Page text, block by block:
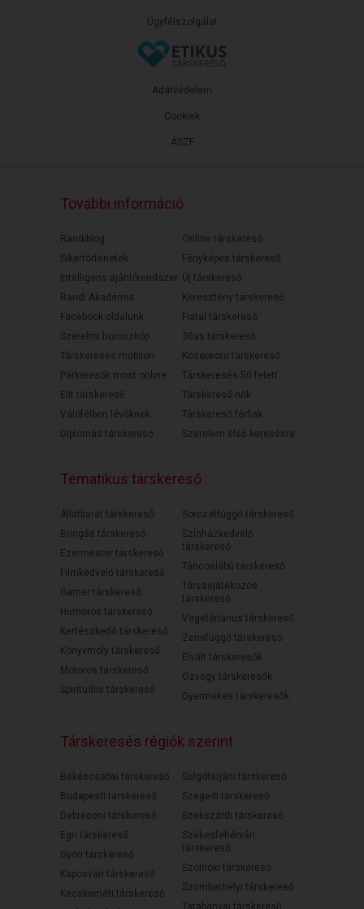
Ügyfélszolgálat
ÁSZF
Adatvédelem
Cookiek
További információ
Randiblog
Sikertörténetek
Intelligens ajánlórendszer
Randi Akadémia
Facebook oldalunk
Szerelmi horoszkóp
Társkeresés mobilon
Párkeresők most online
Elit társkereső
Válófélben lévőknek
Diplomás társkereső
Online társkereső
Fényképes társkereső
Új társkereső
Keresztény társkereső
Fiatal társkereső
30as társkereső
Középkorú társkereső
Társkeresés 50 felett
Társkereső nők
Társkereső férfiak
Szerelem első keresésre
Tematikus társkereső
Állatbarát társkereső
Bringás társkereső
Ezermester társkereső
Filmkedvelő társkereső
Gamer társkereső
Humoros társkereső
Kertészkedő társkereső
Könyvmoly társkereső
Motoros társkereső
Spirituális társkereső
Sorozatfüggő társkereső
Színházkedvelő
társkereső
Táncoslábú társkereső
Társasjátékozós
társkereső
Vegetáriánus társkereső
Zenefüggő társkereső
Elvált társkeresők
Özvegy társkeresők
Gyermekes társkeresők
Társkeresés régiók szerint
Békéscsabai társkereső
Budapesti társkereső
Debreceni társkereső
Egri társkereső
Győri társkereső
Kaposvári társkereső
Kecskeméti társkereső
Salgótarjáni társkereső
Szegedi társkereső
Szekszárdi társkereső
Székesfehérvári
társkereső
Szolnoki társkereső
Szombathelyi társkereső
Tatabányai társkereső